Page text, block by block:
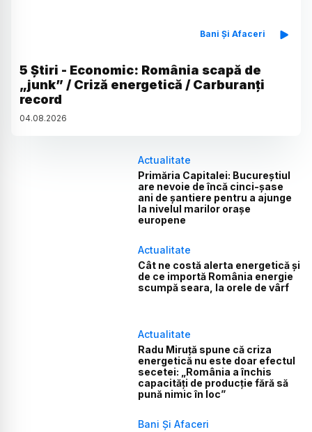
Bani Și Afaceri
5 Știri - Economic: România scapă de
„junk” / Criză energetică / Carburanți
record
04.08.2026
Actualitate
Primăria Capitalei: Bucureștiul
are nevoie de încă cinci-șase
ani de șantiere pentru a ajunge
la nivelul marilor orașe
europene
Actualitate
Cât ne costă alerta energetică și
de ce importă România energie
scumpă seara, la orele de vârf
Actualitate
Radu Miruță spune că criza
energetică nu este doar efectul
secetei: „România a închis
capacități de producție fără să
pună nimic în loc”
Bani Și Afaceri